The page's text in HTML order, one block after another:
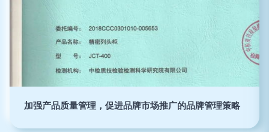
加强产品质量管理，促进品牌市场推广的品牌管理策略